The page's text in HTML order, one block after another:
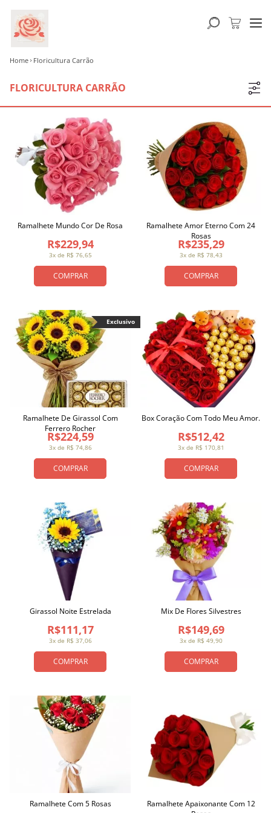
Home Floricultura Carrão
FLORICULTURA CARRÃO
COMPRAR
3x de R$ 76,65
R$229,94
Ramalhete Mundo Cor De Rosa
COMPRAR
3x de R$ 78,43
R$235,29
Ramalhete Amor Eterno Com 24
Rosas
COMPRAR
3x de R$ 74,86
R$224,59
Ramalhete De Girassol Com
Ferrero Rocher
Exclusivo
COMPRAR
3x de R$ 170,81
R$512,42
Box Coração Com Todo Meu Amor.
COMPRAR
3x de R$ 37,06
R$111,17
Girassol Noite Estrelada
COMPRAR
3x de R$ 49,90
R$149,69
Mix De Flores Silvestres
Ramalhete Com 5 Rosas
Ramalhete Apaixonante Com 12